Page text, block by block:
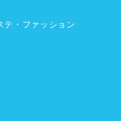
テ・ファッション